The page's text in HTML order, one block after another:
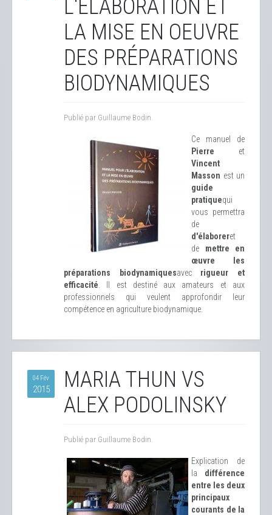
L'ÉLABORATION ET
LA MISE EN OEUVRE
DES PRÉPARATIONS
BIODYNAMIQUES
Publié par Guillaume Bodin.
Ce manuel de
Pierre et
Vincent
Masson est un
guide
pratiquequi
vous permettra
de
d'élaboreret
de mettre en
œuvre les
préparations biodynamiquesavecrigueur et
efficacité . Il est destiné aux amateurs et aux
professionnels qui veulent approfondir leur
compétence en agriculture biodynamique.
04 Fév
2015
MARIA THUN VS
ALEX PODOLINSKY
Publié par Guillaume Bodin.
Explication de
la différence
entre les deux
principaux
courants de la